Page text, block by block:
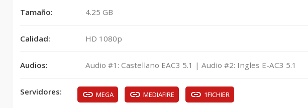
Tamaño: 4.25 GB
Calidad: HD 1080p
Audios: Audio #1: Castellano EAC3 5.1 | Audio #2: Ingles E-AC3 5.1
Servidores: MEGA MEDIAFIRE 1FICHIER